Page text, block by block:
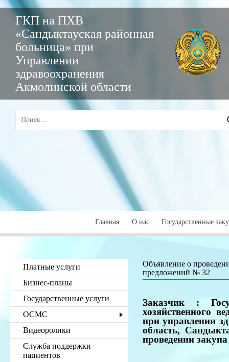
ГКП на ПХВ
«Сандыктауская районная
больница» при
Управлении
здравоохранения
Акмолинской области
Главная О нас Государственные
Платные услуги
Бизнес-планы
Государственные услуги
ОСМС
Видеоролики
Служба поддержки
пациентов
Объявление о
предложений № 32
Заказчик :
хозяйственного
при управлении
область,
проведении